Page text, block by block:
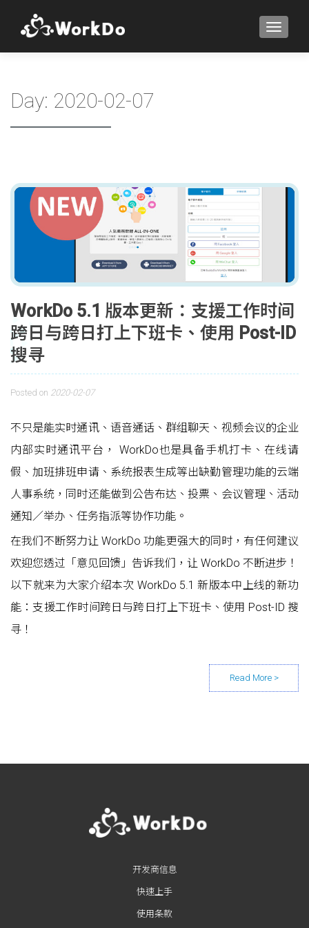
Day: 2020-02-07
WorkDo 5.1 版本更新：支援工作时间
跨日与跨日打上下班卡、使用 Post-ID
搜寻
Posted on 2020-02-07
不只是能实时通讯、语音通话、群组聊天、视频会议的企业
内部实时通讯平台， WorkDo也是具备手机打卡、在线请
假、加班排班申请、系统报表生成等出缺勤管理功能的云端
人事系统，同时还能做到公告布达、投票、会议管理、活动
通知／举办、任务指派等协作功能。
在我们不断努力让 WorkDo 功能更强大的同时，有任何建议
欢迎您透过「意见回馈」告诉我们，让 WorkDo 不断进步！
以下就来为大家介绍本次 WorkDo 5.1 新版本中上线的新功
能：支援工作时间跨日与跨日打上下班卡、使用 Post-ID 搜
寻！
Posts navigation
开发商信息
快速上手
使用条款